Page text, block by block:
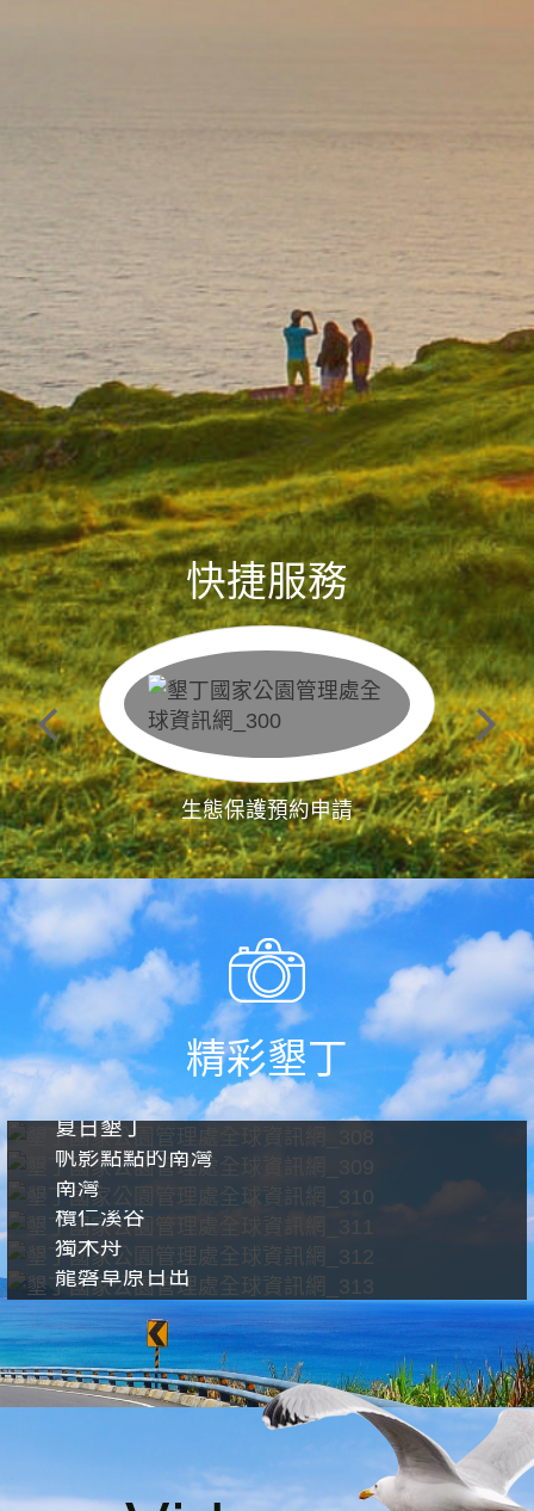
快捷服務
生態保護預約申請
精彩墾丁
夏日墾丁
帆影點點的南灣
南灣
欖仁溪谷
獨木舟
龍磐草原日出